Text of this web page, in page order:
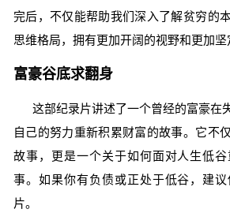
完后，不仅能帮助我们深入了解贫穷的
思维格局，拥有更加开阔的视野和更加坚
富豪谷底求翻身
这部纪录片讲述了一个曾经的富豪在
自己的努力重新积累财富的故事。它不
故事，更是一个关于如何面对人生低
事。如果你有负债或正处于低谷，建
片。